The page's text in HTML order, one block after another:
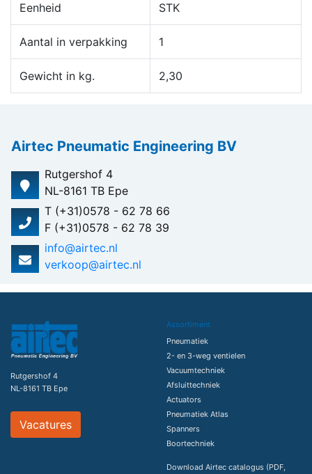
Eenheid STK
Aantal in verpakking 1
Gewicht in kg. 2,30
Airtec Pneumatic Engineering BV
Rutgershof 4
NL-8161 TB Epe
T (+31)0578 - 62 78 66
F (+31)0578 - 62 78 39
info@airtec.nl
verkoop@airtec.nl
Rutgershof 4
NL-8161 TB Epe
Vacatures
Assortiment
Pneumatiek
2- en 3-weg ventielen
Vacuumtechniek
Afsluittechniek
Actuators
Pneumatiek Atlas
Spanners
Boortechniek
Download Airtec catalogus (PDF,